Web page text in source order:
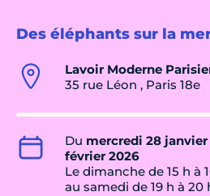
Des éléphants sur la
Lavoir Moderne
35 rue Léon , Paris 18e
Du mercredi 28 janvier
février 2026
Le dimanche de 15 h à
au samedi de 19 h à 20